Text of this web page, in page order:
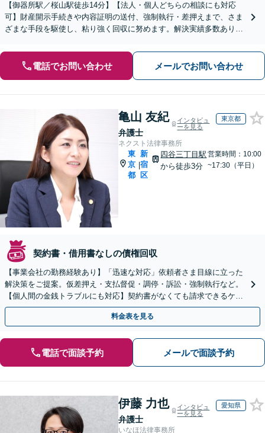
【御器所駅／桜山駅徒歩14分】【法人・個人どちらの相談にも対応
可】財産開示手続きや内容証明の送付、強制執行・差押えまで、さま
ざまな手段を駆使し、粘り強く回収に努めます。解決実績多数あり。
電話でお問い合わせ メールでお問い合わせ
亀山 友紀
弁護士
インタビュ
ーを見る
東京都
ネクスト法律事務所
東
京
都
|
新
宿
区
四谷三丁目駅
から徒歩3分
営業時間：10:00
~17:30（平日）
契約書・借用書なしの債権回収
【事業会社の勤務経験あり】「迅速な対応」依頼者さま目線に立った
解決策をご提案。仮差押え・支払督促・調停・訴訟・強制執行など。
【個人間の金銭トラブルにも対応】契約書がなくても請求できるケー
スがあります。【四谷三丁目駅3分】
料金表を見る
電話で面談予約 メールで面談予約
伊藤 力也
弁護士
インタビュ
ーを見る
愛知県
いなほ法律事務所